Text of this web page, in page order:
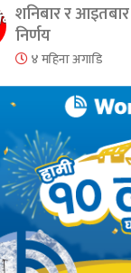
शनिबार र
निर्णय
४ महिना अगाडि